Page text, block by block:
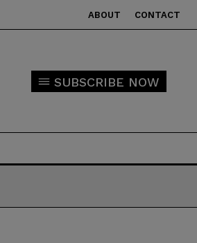
ABOUT CONTACT
SUBSCRIBE NOW